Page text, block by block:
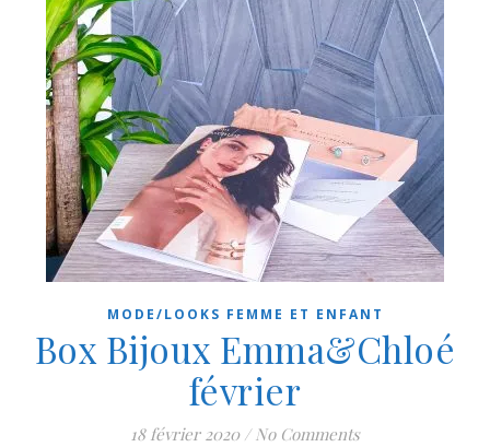
MODE/LOOKS FEMME ET ENFANT
Box Bijoux Emma&Chloé
février
18 février 2020 / No Comments